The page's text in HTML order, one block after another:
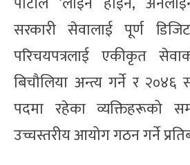
सरकारी सेवालाई पूर्ण
परिचयपत्रलाई एकीकृत
बिचौलिया अन्त्य गर्ने र २०४६
पदमा रहेका व्यक्तिहरूको
उच्चस्तरीय आयोग गठन गर्ने